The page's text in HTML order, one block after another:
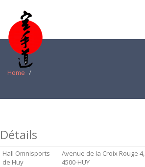
Home
Détails
Hall Omnisports
de Huy
Avenue de la Croix Rouge 4,
4500-HUY